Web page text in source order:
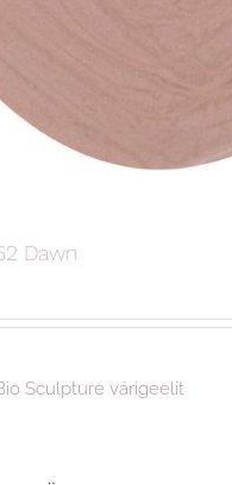
Dawn
Sculpture värigeelit